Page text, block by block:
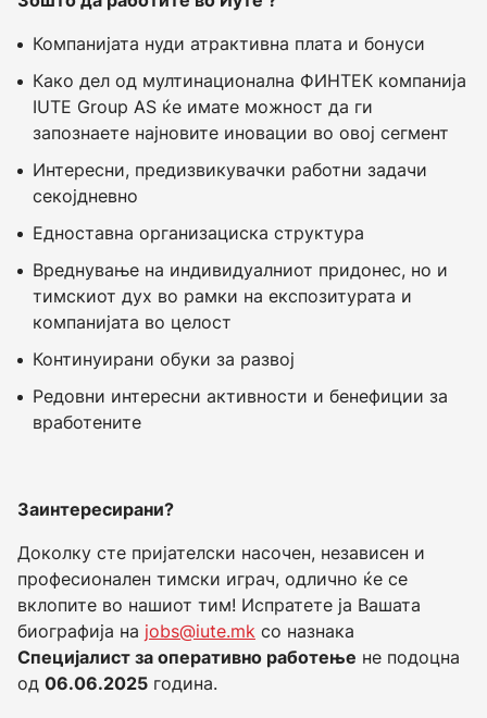
Компанијата нуди атрактивна плата и бонуси
Како дел од мултинационална ФИНТЕК компанија
IUTE Group AS ќе имате можност да ги
запознаете најновите иновации во овој сегмент
Интересни, предизвикувачки работни задачи
секојдневно
Едноставна организациска структура
Вреднување на индивидуалниот придонес, но и
тимскиот дух во рамки на експозитурата и
компанијата во целост
Континуирани обуки за развој
Редовни интересни активности и бенефиции за
вработените
Заинтересирани?
Доколку сте пријателски насочен, независен и
професионален тимски играч, одлично ќе се
вклопите во нашиот тим! Испратете ја Вашата
биографија на jobs@iute.mk со назнака
Специјалист за оперативно работење не подоцна
од 06.06.2025 година.